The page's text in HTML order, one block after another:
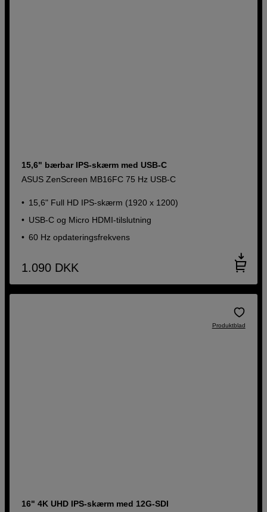
15,6" bærbar IPS-skærm med USB-C
ASUS ZenScreen MB16FC 75 Hz USB-C
15,6" Full HD IPS-skærm (1920 x 1200)
USB-C og Micro HDMI-tilslutning
60 Hz opdateringsfrekvens
1.090 DKK
Produktblad
16" 4K UHD IPS-skærm med 12G-SDI